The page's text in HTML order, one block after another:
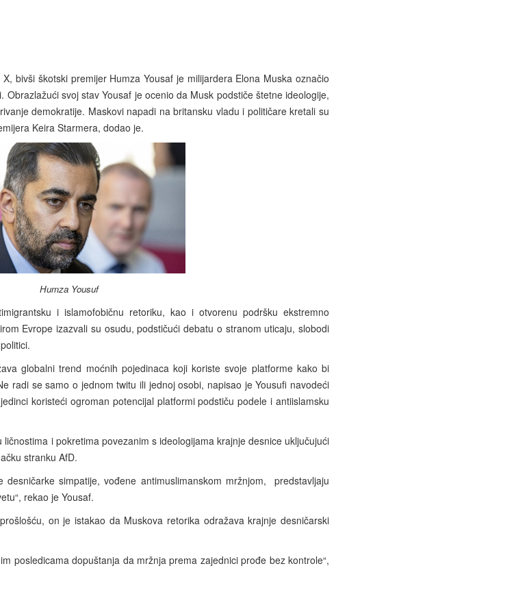
X, bivši škotski premijer Humza Yousaf je milijardera Elona Muska označio
svoj stav Yousaf je ocenio da Musk podstiče štetne ideologije,
demokratije. Maskovi napadi na britansku vladu i političare kretali su
Keira Starmera, dodao je.
Humza Yousuf
i islamofobičnu retoriku, kao i otvorenu podršku ekstremno
Evrope izazvali su osudu, podstičući debatu o stranom uticaju, slobodi
globalni trend moćnih pojedinaca koji koriste svoje platforme kako bi
radi se samo o jednom twitu ili jednoj osobi, napisao je Yousufi navodeći
koristeći ogroman potencijal platformi podstiču podele i antiislamsku
i pokretima povezanim s ideologijama krajnje desnice uključujući
stranku AfD.
desničarke simpatije, vođene antimuslimanskom mržnjom,
predstavljaju
rekao je Yousaf.
on je istakao da Muskova retorika odražava krajnje desničarski
posledicama dopuštanja da mržnja prema zajednici prođe bez kontrole“,